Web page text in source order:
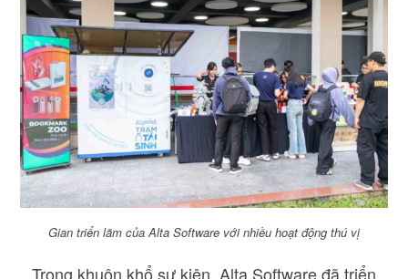
Gian triển lãm của Alta Software với nhiều hoạt động thú vị
Trong khuôn khổ sự kiện, Alta Software đã triển